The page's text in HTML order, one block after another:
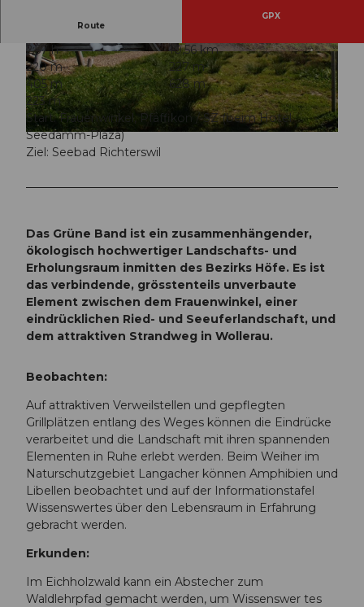
© Einsiedeln-Ybrig-Zürichsee AG
© Cornel Züger, Schwyzer Wanderwege © Einsiedeln-Ybrig-Zürichsee AG
Route
GPX
2:57 h
10,56 km
220 m
227 m
405 m
628 m
223 m
Start: Frauenwinkel, Pfäffikon / SZ (beim Hotel
Seedamm-Plaza)
Ziel: Seebad Richterswil
Das Grüne Band ist ein zusammenhängender,
ökologisch hochwertiger Landschafts- und
Erholungsraum inmitten des Bezirks Höfe. Es ist
das verbindende, grösstenteils unverbaute
Element zwischen dem Frauenwinkel, einer
eindrücklichen Ried- und Seeuferlandschaft, und
dem attraktiven Strandweg in Wollerau.
Beobachten:
Auf attraktiven Verweilstellen und gepflegten
Grillplätzen entlang des Weges können die Eindrücke
verarbeitet und die Landschaft mit ihren spannenden
Elementen in Ruhe erlebt werden. Beim Weiher im
Naturschutzgebiet Langacher können Amphibien und
Libellen beobachtet und auf der Informationstafel
Wissenswertes über den Lebensraum in Erfahrung
gebracht werden.
Erkunden:
Im Eichholzwald kann ein Abstecher zum
Waldlehrpfad gemacht werden, um Wissenswer tes